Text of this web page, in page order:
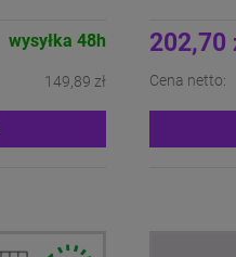
149,89 zł
wysyłka 48h 202,70
Cena netto: